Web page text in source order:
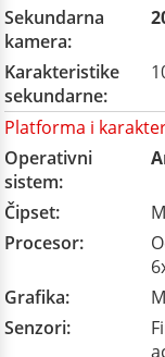
Sekundarna
kamera:
Karakteristike
sekundarne:
Platforma i
Operativni
sistem:
Čipset:
Procesor:
Grafika:
Senzori: